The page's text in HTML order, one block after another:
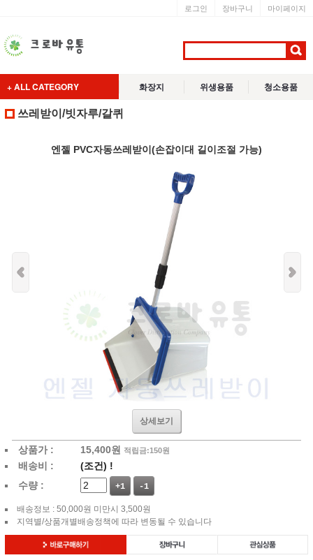
로그인 장바구니 마이페이지
+ ALL CATEGORY 화장지 위생용품 청소용품
쓰레받이/빗자루/갈퀴
엔젤 PVC자동쓰레받이(손잡이대 길이조절 가능)
상세보기
상품가 : 15,400원 적립금:150원
배송비 : (조건) !
수량 :
+1 -1
배송정보 : 50,000원 미만시 3,500원
지역별/상품개별배송정책에 따라 변동될 수 있습니다